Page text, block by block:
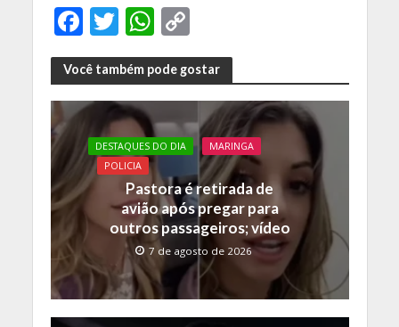
F
ac
e
b
o
o
k
T
w
itt
er
W
h
at
s
A
p
p
C
o
p
y
Li
n
k
Você também pode gostar
DESTAQUES DO DIA
MARINGA
POLICIA
Pastora é retirada de
avião após pregar para
outros passageiros; vídeo
7 de agosto de 2026